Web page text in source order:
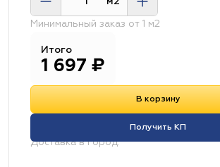
Минимальный заказ от 1 м2
Итого
1 697 ₽
В корзину
Получить КП
Доставка в город: